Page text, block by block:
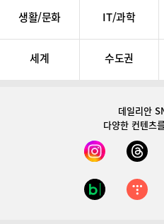
생활/문화 IT/과학
세계 수도권
데일리안
다양한 컨텐츠